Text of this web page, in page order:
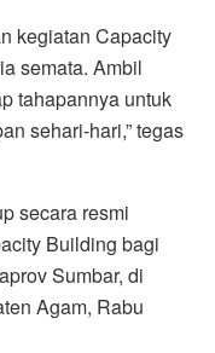
kegiatan Capacity
semata. Ambil
tahapannya untuk
sehari-hari,” tegas
secara resmi
Building bagi
Sumbar, di
Agam, Rabu